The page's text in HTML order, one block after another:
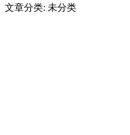
文章分类: 未分类